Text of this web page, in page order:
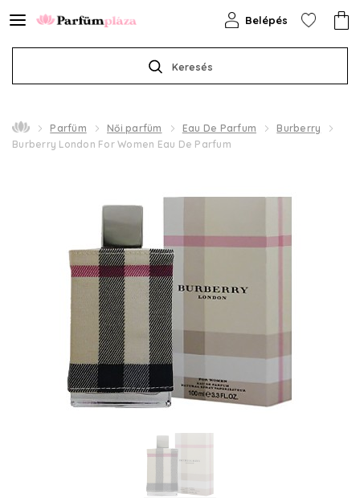
Keresés
Belépés
Parfüm Női parfüm Eau De Parfum
Burberry
Burberry London For Women Eau De Parfum